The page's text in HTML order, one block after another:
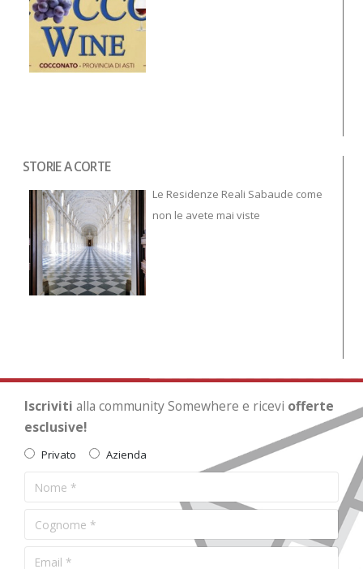
STORIE A CORTE
Le Residenze Reali Sabaude come
non le avete mai viste
Iscriviti alla community Somewhere e ricevi offerte
esclusive!
Privato Azienda